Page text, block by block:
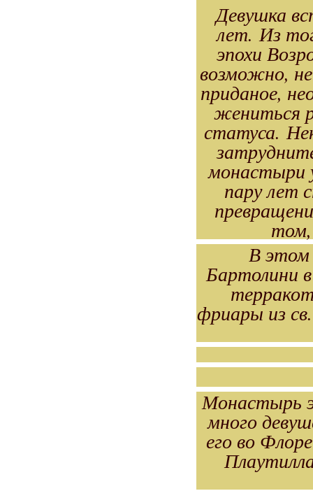
Девушка
лет. Из
эпохи
возможно,
приданое,
жениться
статуса.
монастыри
пару лет
В этом
Бартолини
фриары из
Монастырь
много
его во